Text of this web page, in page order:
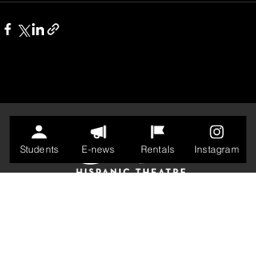
Students E-news Rentals Instagram